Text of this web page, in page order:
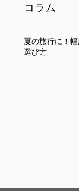
コラム
夏の旅行に！
選び方